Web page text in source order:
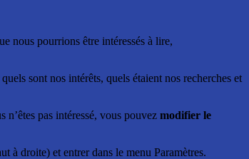
nous pourrions être intéressés à lire,
sont nos intérêts, quels étaient nos recherches et
pas intéressé, vous pouvez modifier le
à droite) et entrer dans le menu Paramètres.